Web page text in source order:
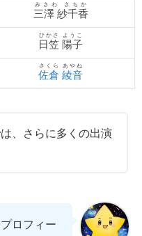
三澤 紗千香
みさわ さちか
日笠 陽子
ひかさ ようこ
佐倉 綾音
さくら あやね
、さらに多くの出演
ロフィー